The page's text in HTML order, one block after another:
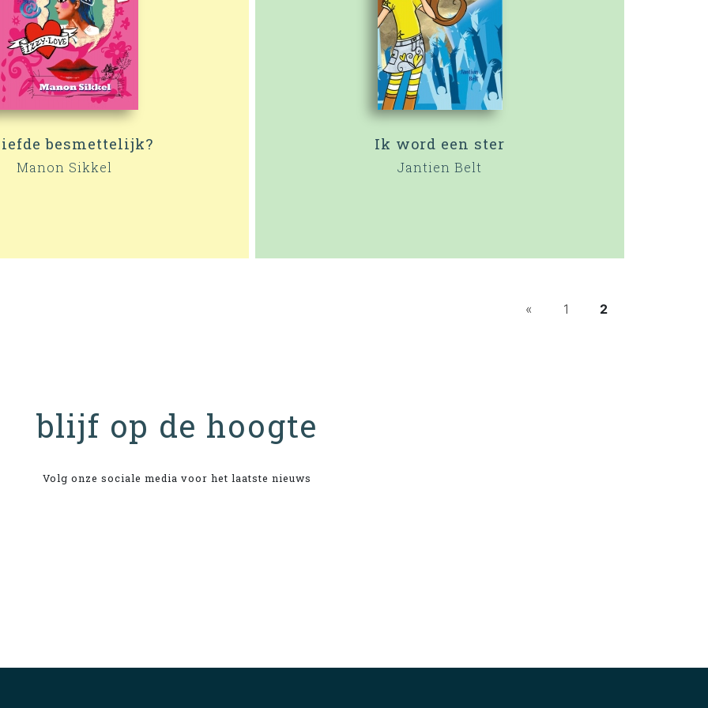
besmettelijk?
Manon Sikkel
Ik word een ster
Jantien Belt
« 1 2
blijf op de hoogte
Volg onze sociale media voor het laatste nieuws